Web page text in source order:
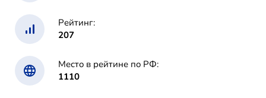
Рейтинг:
207
Место в рейтине по РФ:
1110